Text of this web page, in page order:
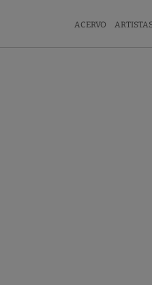
ACERVO